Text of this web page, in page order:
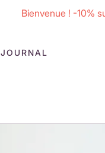
Bienvenue ! -10%
JOURNAL